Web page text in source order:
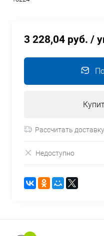
3 228,04 руб. /
Рассчитать доставку
Недоступно